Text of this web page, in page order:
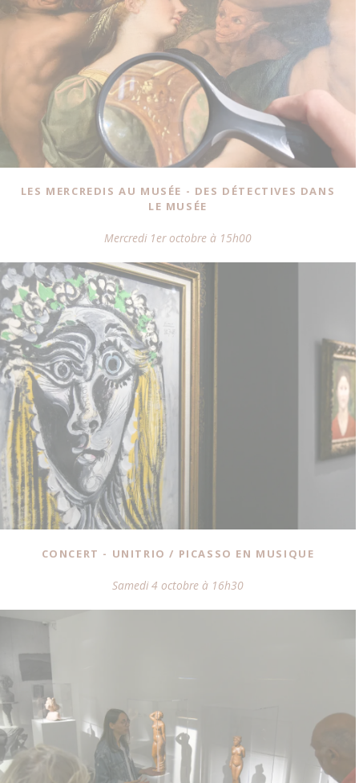
LES MERCREDIS AU MUSÉE - DES DÉTECTIVES DANS
LE MUSÉE
Mercredi 1er octobre à 15h00
CONCERT - UNITRIO / PICASSO EN MUSIQUE
Samedi 4 octobre à 16h30